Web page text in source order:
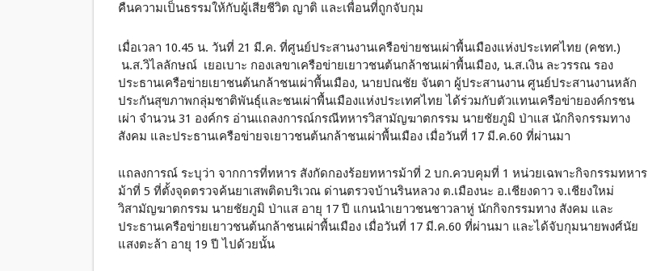
คืนความเป็นธรรมให้กับผู้เสียชีวิต ญาติ และเพื่อนที่ถูกจับกุม
เมื่อเวลา 10.45 น. วันที่ 21 มี.ค. ที่ศูนย์ประสานงานเครือข่ายชนเผ่าพื้นเมืองแห่งประเทศไทย (คชท.)
น.ส.วิไลลักษณ์ เยอเบาะ กองเลขาเครือข่ายเยาวชนต้นกล้าชนเผ่าพื้นเมือง, น.ส.เงิน ละวรรณ รอง
ประธานเครือข่ายเยาชนต้นกล้าชนเผ่าพื้นเมือง, นายปณชัย จันตา ผู้ประสานงาน ศูนย์ประสานงานหลัก
ประกันสุขภาพกลุ่มชาติพันธุ์และชนเผ่าพื้นเมืองแห่งประเทศไทย ได้ร่วมกับตัวแทนเครือข่ายองค์กรชน
เผ่า จำนวน 31 องค์กร อ่านแถลงการณ์กรณีทหารวิสามัญฆาตกรรม นายชัยภูมิ ป่าแส นักกิจกรรมทาง
สังคม และประธานเครือข่ายจเยาวชนต้นกล้าชนเผ่าพื้นเมือง เมื่อวันที่ 17 มี.ค.60 ที่ผ่านมา
แถลงการณ์ ระบุว่า จากการที่ทหาร สังกัดกองร้อยทหารม้าที่ 2 บก.ควบคุมที่ 1 หน่วยเฉพาะกิจกรรมทหาร
ม้าที่ 5 ที่ตั้งจุดตรวจค้นยาเสพติดบริเวณ ด่านตรวจบ้านรินหลวง ต.เมืองนะ อ.เชียงดาว จ.เชียงใหม่
วิสามัญฆาตกรรม นายชัยภูมิ ป่าแส อายุ 17 ปี แกนนำเยาวชนชาวลาหู่ นักกิจกรรมทาง สังคม และ
ประธานเครือข่ายเยาวชนต้นกล้าชนเผ่าพื้นเมือง เมื่อวันที่ 17 มี.ค.60 ที่ผ่านมา และได้จับกุมนายพงศ์นัย
แสงตะล้า อายุ 19 ปี ไปด้วยนั้น